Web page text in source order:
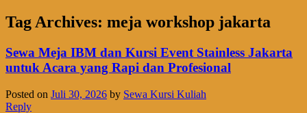
Tag Archives: meja workshop jakarta
Sewa Meja IBM dan Kursi Event Stainless Jakarta
untuk Acara yang Rapi dan Profesional
Posted on Juli 30, 2026 by Sewa Kursi Kuliah
Reply